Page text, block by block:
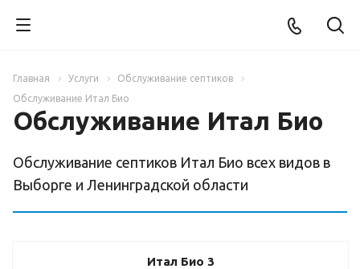
Главная Услуги
Обслуживание септиков
Обслуживание Итал Био
Обслуживание Итал Био
Обслуживание септиков Итал Био всех видов в
Выборге и Ленинградской области
Итал Био 3